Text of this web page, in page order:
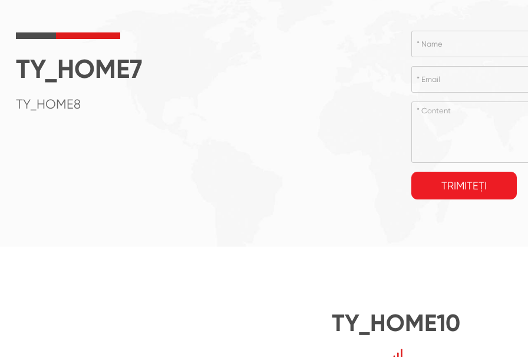
TY_HOME7
TY_HOME8
TRIMITEȚI
TY_HOME10